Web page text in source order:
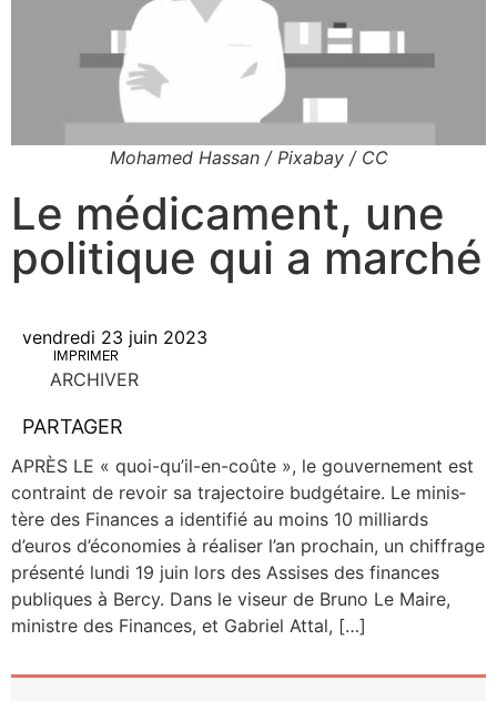
Mohamed Hassan / Pixabay / CC
Le médicament, une
politique qui a marché
vendredi 23 juin 2023
IMPRIMER
ARCHIVER
PARTAGER
APRÈS LE « quoi-qu’il-en-coûte », le gou­ver­ne­ment est
contraint de revoir sa tra­jec­toire bud­gé­taire. Le minis­
tère des Finances a iden­ti­fié au moins 10 mil­liards
d’euros d’économies à réa­li­ser l’an pro­chain, un chif­frage
pré­sen­té lun­di 19 juin lors des Assises des finances
publiques à Ber­cy. Dans le viseur de Bru­no Le Maire,
ministre des Finances, et Gabriel Attal, […]